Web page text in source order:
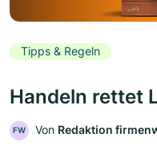
Tipps & Regeln
Handeln rettet
FW Von Redaktion